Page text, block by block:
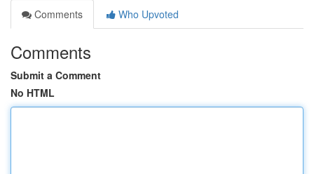
Comments
Who Upvoted
Comments
Submit a Comment
No HTML